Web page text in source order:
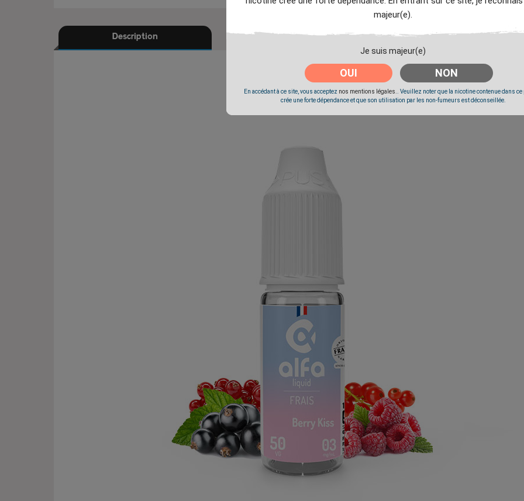
majeur(e).
Je suis majeur(e)
OUI NON
En accédant à ce site, vous acceptez nos mentions légales.
. Veuillez noter que la nicotine contenue dans
crée une forte dépendance et que son utilisation par les non-fumeurs est déconseillée.
Description